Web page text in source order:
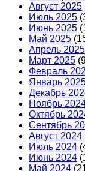
Август 2025
Июль 2025
Июнь 2025
Май 2025
Апрель 2025
Март 2025
Февраль
Январь
Декабрь
Ноябрь
Октябрь
Сентябрь
Август 2024
Июль 2024
Июнь 2024
Май 2024